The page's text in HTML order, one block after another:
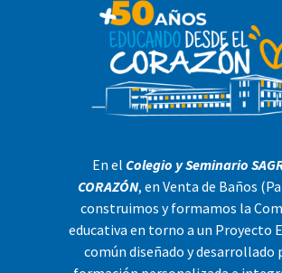
En el Colegio y Seminario
CORAZÓN, en Venta de Baños
construimos y formamos la
educativa en torno a un Proyecto
común diseñado y desarrollado